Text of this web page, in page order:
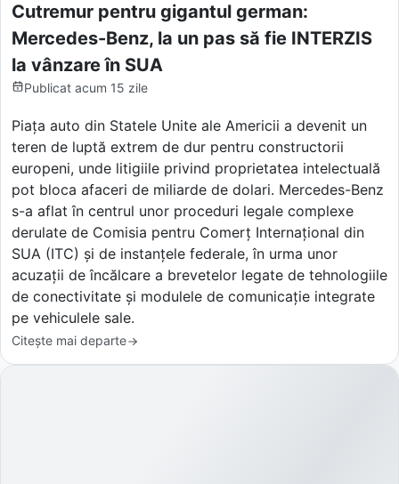
Cutremur pentru gigantul german:
Mercedes-Benz, la un pas să fie INTERZIS
la vânzare în SUA
Publicat acum 15 zile
Piața auto din Statele Unite ale Americii a devenit un
teren de luptă extrem de dur pentru constructorii
europeni, unde litigiile privind proprietatea intelectuală
pot bloca afaceri de miliarde de dolari. Mercedes-Benz
s-a aflat în centrul unor proceduri legale complexe
derulate de Comisia pentru Comerț Internațional din
SUA (ITC) și de instanțele federale, în urma unor
acuzații de încălcare a brevetelor legate de tehnologiile
de conectivitate și modulele de comunicație integrate
pe vehiculele sale.
Citește mai departe